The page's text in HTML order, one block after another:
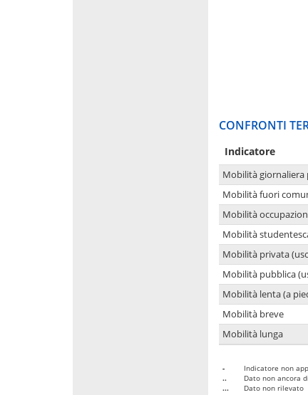
CONFRONTI
Indicatore
Mobilità giornaliera
Mobilità fuori
Mobilità
Mobilità
Mobilità privata
Mobilità pubblica
Mobilità lenta (a
Mobilità breve
Mobilità lunga
-
Indicatore non
..
Dato non ancora
...
Dato non rilevato